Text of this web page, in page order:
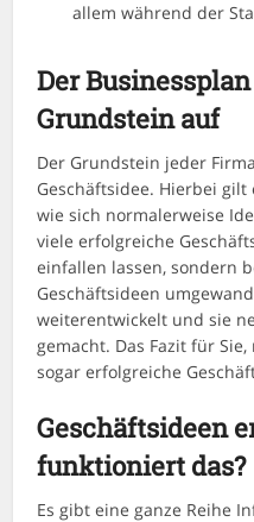
allem während der
Der
Grundstein auf
Der Grundstein jeder
Geschäftsidee. Hierbei
wie sich normalerweise
viele erfolgreiche
einfallen lassen, sondern
Geschäftsideen
weiterentwickelt und sie
gemacht. Das Fazit für
sogar erfolgreiche
Geschäftsideen
funktioniert das?
Es gibt eine ganze Reihe